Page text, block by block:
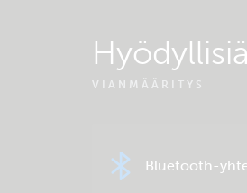
VIANMÄÄRITYS
Bluetooth-